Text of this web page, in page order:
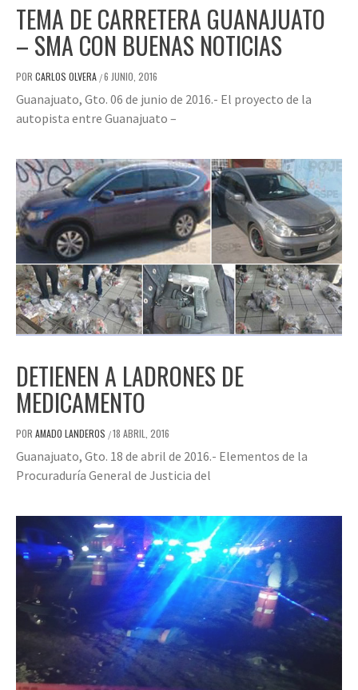
TEMA DE CARRETERA GUANAJUATO
– SMA CON BUENAS NOTICIAS
POR CARLOS OLVERA /6 JUNIO, 2016
Guanajuato, Gto. 06 de junio de 2016.- El proyecto de la
autopista entre Guanajuato –
DETIENEN A LADRONES DE
MEDICAMENTO
POR AMADO LANDEROS /18 ABRIL, 2016
Guanajuato, Gto. 18 de abril de 2016.- Elementos de la
Procuraduría General de Justicia del